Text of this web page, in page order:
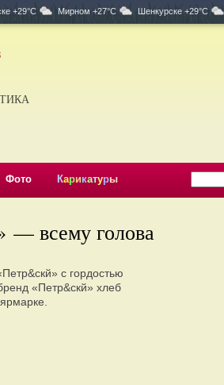
+29°C Мирном +27°C Шенкурске +29°C
Фото Карикатуры
— всему голова
с гордостью
«Петр&скй» хлеб